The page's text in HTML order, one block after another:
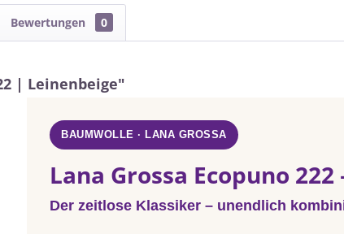
Bewertungen 0
| Leinenbeige"
BAUMWOLLE · LANA GROSSA
Lana Grossa Ecopuno
Der zeitlose Klassiker – unendlich